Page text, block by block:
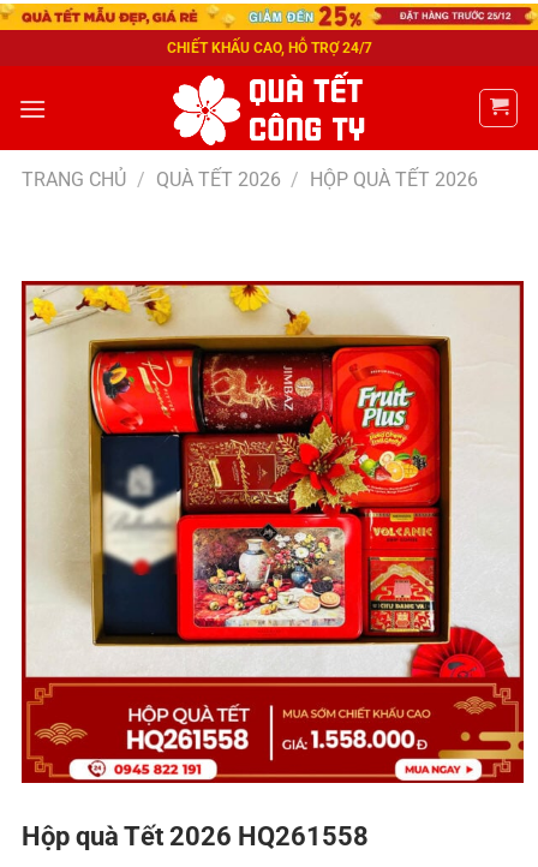
CHIẾT KHẤU CAO, HỖ TRỢ 24/7
TRANG CHỦ / QUÀ TẾT 2026 / HỘP QUÀ TẾT 2026
Hộp quà Tết 2026 HQ261558